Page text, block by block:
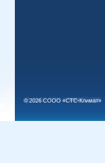
© 2026 СООО «СТС-Климат»